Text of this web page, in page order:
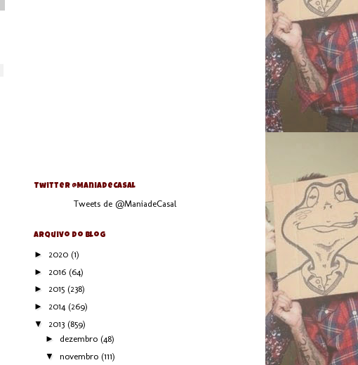
Twitter @ManiaDeCasal
Tweets de @ManiadeCasal
Arquivo do blog
► 2020 (1)
► 2016 (64)
► 2015 (238)
► 2014 (269)
▼ 2013 (859)
► dezembro (48)
▼ novembro (111)